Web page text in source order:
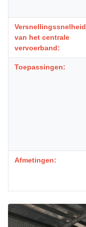
Versnellingssnelheid
van het centrale
vervoerband:
Toepassingen:
Afmetingen: